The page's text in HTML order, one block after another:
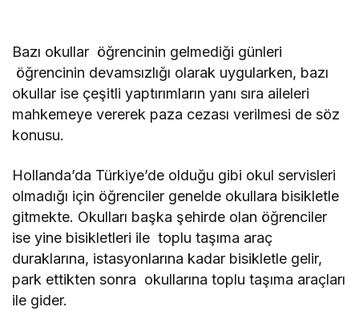
Bazı okullar öğrencinin gelmediği günleri
öğrencinin devamsızlığı olarak uygularken, bazı
okullar ise çeşitli yaptırımların yanı sıra aileleri
mahkemeye vererek paza cezası verilmesi de söz
konusu.
Hollanda’da Türkiye’de olduğu gibi okul servisleri
olmadığı için öğrenciler genelde okullara bisikletle
gitmekte. Okulları başka şehirde olan öğrenciler
ise yine bisikletleri ile toplu taşıma araç
duraklarına, istasyonlarına kadar bisikletle gelir,
park ettikten sonra okullarına toplu taşıma araçları
ile gider.